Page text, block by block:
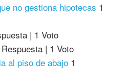
no gestiona hipotecas 1
| 1 Voto
| 1 Voto
al piso de abajo 1